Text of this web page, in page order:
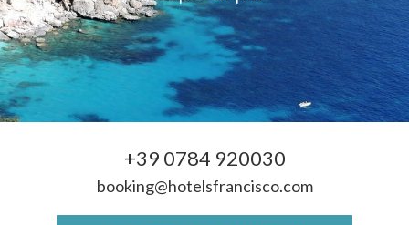
Adulti: Bambini:
Verifica disponibilità
Richiedi preventivo
+39 0784 920030
booking@hotelsfrancisco.com